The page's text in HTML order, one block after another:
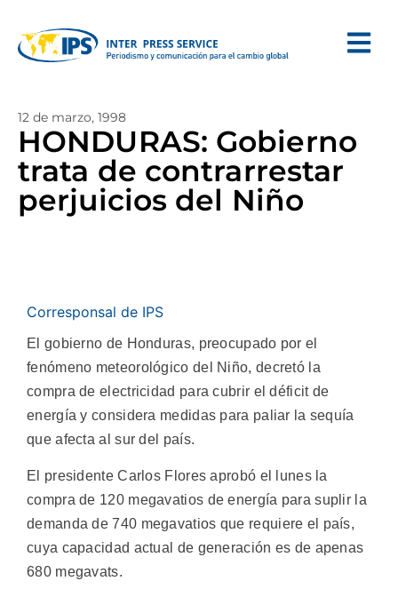
12 de marzo, 1998
HONDURAS: Gobierno
trata de contrarrestar
perjuicios del Niño
Corresponsal de IPS
El gobierno de Honduras, preocupado por el
fenómeno meteorológico del Niño, decretó la
compra de electricidad para cubrir el déficit de
energía y considera medidas para paliar la sequía
que afecta al sur del país.
El presidente Carlos Flores aprobó el lunes la
compra de 120 megavatios de energía para suplir la
demanda de 740 megavatios que requiere el país,
cuya capacidad actual de generación es de apenas
680 megavats.